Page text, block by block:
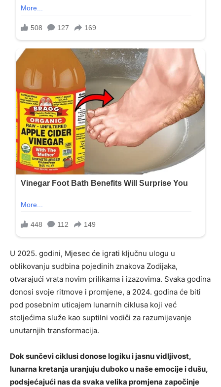
U 2025. godini, Mjesec će igrati ključnu ulogu u
oblikovanju sudbina pojedinih znakova Zodijaka,
otvarajući vrata novim prilikama i izazovima. Svaka godina
donosi svoje ritmove i promjene, a 2024. godina će biti
pod posebnim uticajem lunarnih ciklusa koji već
stoljećima služe kao suptilni vodiči za razumijevanje
unutarnjih transformacija.
Dok sunčevi ciklusi donose logiku i jasnu vidljivost,
lunarna kretanja uranjuju duboko u naše emocije i dušu,
podsjećajući nas da svaka velika promjena započinje